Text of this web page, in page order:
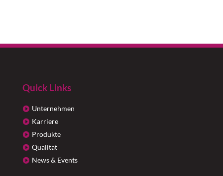
Quick Links
Unternehmen
Karriere
Produkte
Qualität
News & Events